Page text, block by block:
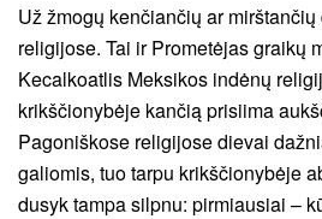
Už žmogų kenčiančių ar
religijose. Tai ir Prometėjas graikų
Kecalkoatlis Meksikos indėnų
krikščionybėje kančią prisiima
Pagoniškose religijose dievai
galiomis, tuo tarpu krikščionybėje
dusyk tampa silpnu: pirmiausiai –